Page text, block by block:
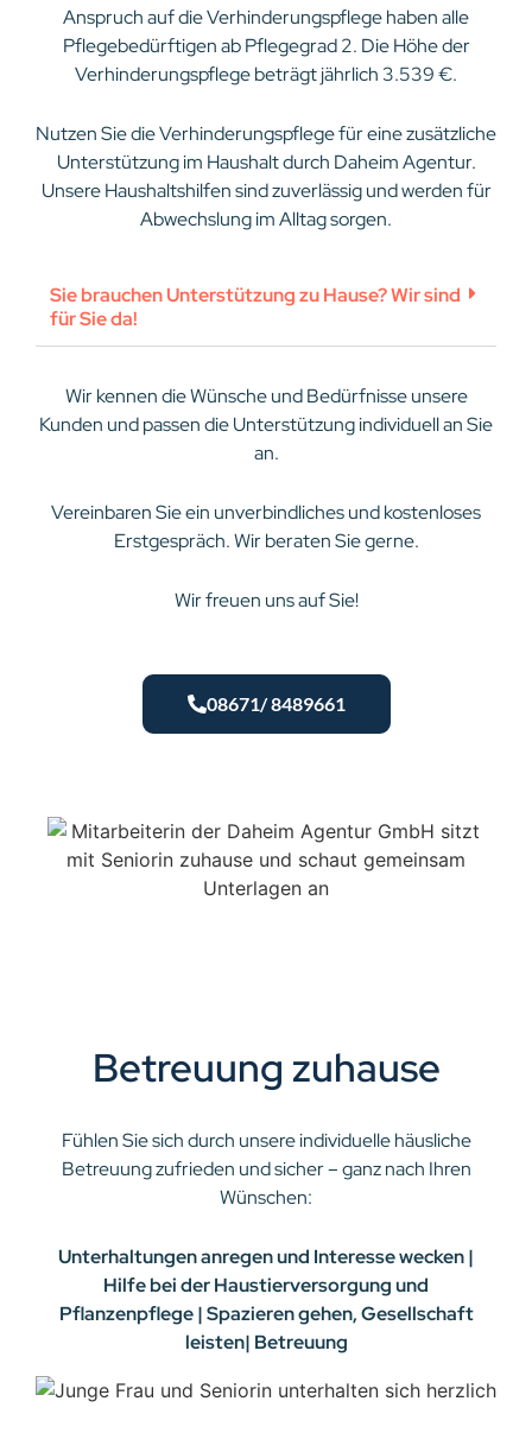
Anspruch auf die Verhinderungspflege haben alle
Pflegebedürftigen ab Pflegegrad 2. Die Höhe der
Verhinderungspflege beträgt jährlich 3.539 €.
Nutzen Sie die Verhinderungspflege für eine zusätzliche
Unterstützung im Haushalt durch Daheim Agentur.
Unsere Haushaltshilfen sind zuverlässig und werden für
Abwechslung im Alltag sorgen.
Sie brauchen Unterstützung zu Hause? Wir sind
für Sie da!
Wir kennen die Wünsche und Bedürfnisse unsere
Kunden und passen die Unterstützung individuell an Sie
an.
Vereinbaren Sie ein unverbindliches und kostenloses
Erstgespräch. Wir beraten Sie gerne.
Wir freuen uns auf Sie!
08671/ 8489661
Betreuung zuhause
Fühlen Sie sich durch unsere individuelle häusliche
Betreuung zufrieden und sicher – ganz nach Ihren
Wünschen:
Unterhaltungen anregen und Interesse wecken |
Hilfe bei der Haustierversorgung und
Pflanzenpflege | Spazieren gehen, Gesellschaft
leisten| Betreuung